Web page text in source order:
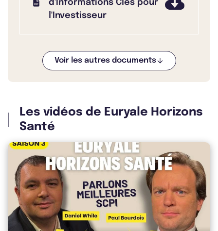
d'Informations Clés pour
l'Investisseur
Bulletin 2025 T3
Voir les autres documents
Les vidéos de Euryale Horizons
Santé